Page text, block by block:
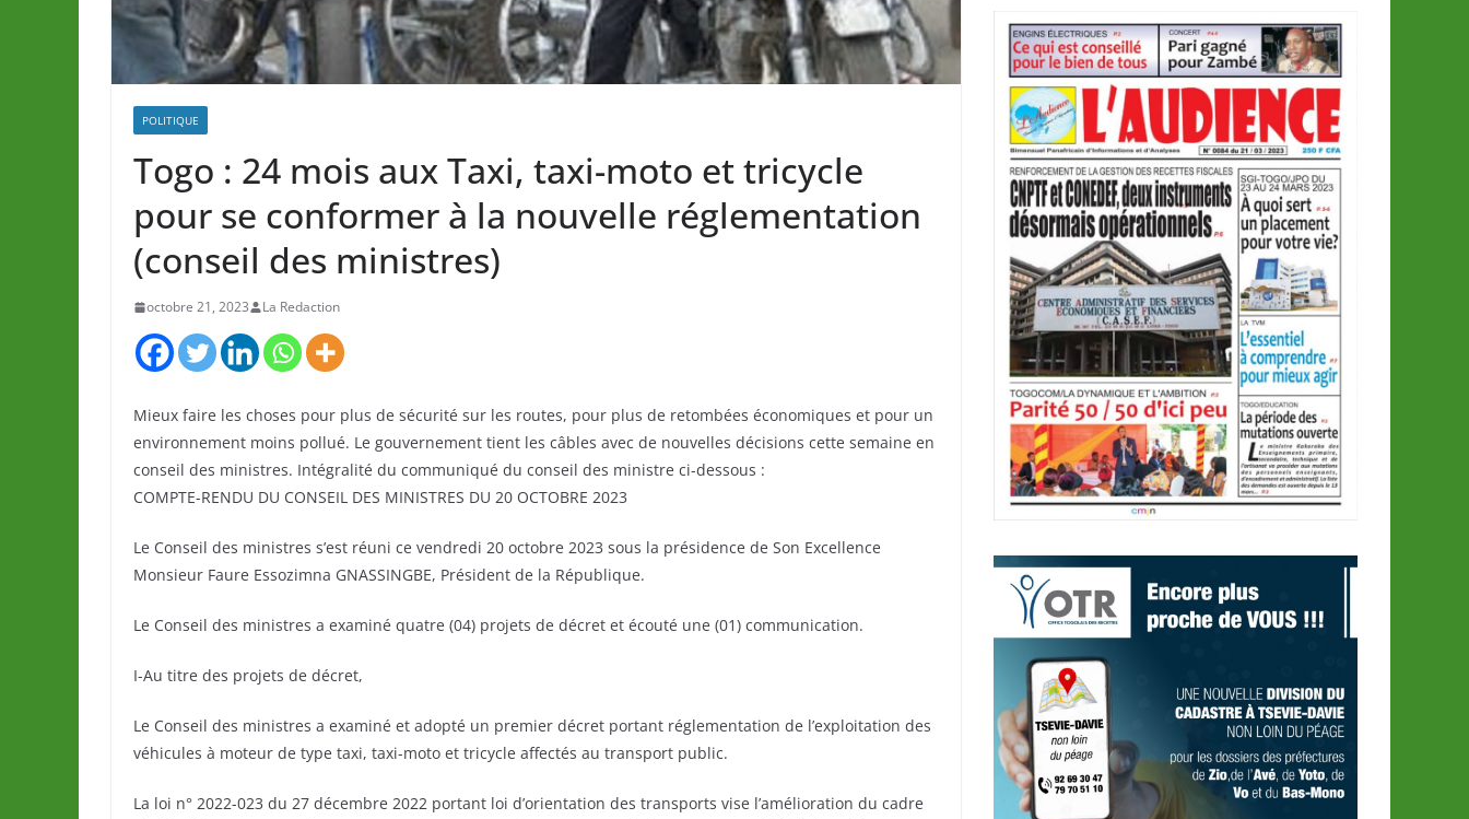
POLITIQUE
Togo : 24 mois aux Taxi, taxi-moto et tricycle
pour se conformer à la nouvelle réglementation
(conseil des ministres)
octobre 21, 2023 La Redaction
Mieux faire les choses pour plus de sécurité sur les routes, pour plus de retombées économiques et pour un
environnement moins pollué. Le gouvernement tient les câbles avec de nouvelles décisions cette semaine en
conseil des ministres. Intégralité du communiqué du conseil des ministre ci-dessous :
COMPTE-RENDU DU CONSEIL DES MINISTRES DU 20 OCTOBRE 2023
Le Conseil des ministres s’est réuni ce vendredi 20 octobre 2023 sous la présidence de Son Excellence
Monsieur Faure Essozimna GNASSINGBE, Président de la République.
Le Conseil des ministres a examiné quatre (04) projets de décret et écouté une (01) communication.
I-Au titre des projets de décret,
Le Conseil des ministres a examiné et adopté un premier décret portant réglementation de l’exploitation des
véhicules à moteur de type taxi, taxi-moto et tricycle affectés au transport public.
La loi n° 2022-023 du 27 décembre 2022 portant loi d’orientation des transports vise l’amélioration du cadre